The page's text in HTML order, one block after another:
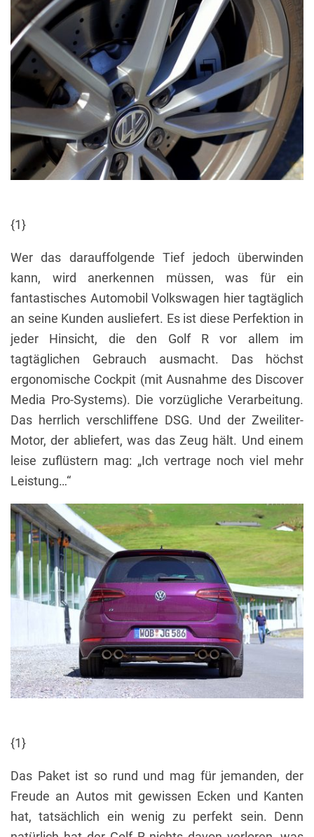
{1}
Wer das darauffolgende Tief jedoch überwinden
kann, wird anerkennen müssen, was für ein
fantastisches Automobil Volkswagen hier tagtäglich
an seine Kunden ausliefert. Es ist diese Perfektion in
jeder Hinsicht, die den Golf R vor allem im
tagtäglichen Gebrauch ausmacht. Das höchst
ergonomische Cockpit (mit Ausnahme des Discover
Media Pro-Systems). Die vorzügliche Verarbeitung.
Das herrlich verschliffene DSG. Und der Zweiliter-
Motor, der abliefert, was das Zeug hält. Und einem
leise zuflüstern mag: „Ich vertrage noch viel mehr
Leistung…“
{1}
Das Paket ist so rund und mag für jemanden, der
Freude an Autos mit gewissen Ecken und Kanten
hat, tatsächlich ein wenig zu perfekt sein. Denn